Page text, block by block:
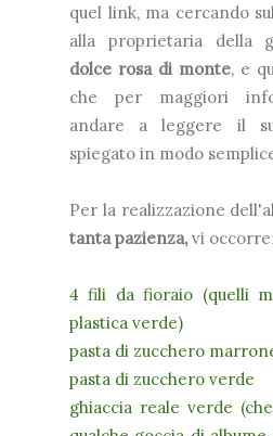
quel link, ma cercando
alla proprietaria della
dolce rosa di monte, e
che per maggiori
andare a leggere il
spiegato in modo
Per la realizzazione
tanta pazienza, vi
4 fili da fioraio (quelli
plastica verde)
pasta di zucchero
pasta di zucchero verde
ghiaccia reale verde